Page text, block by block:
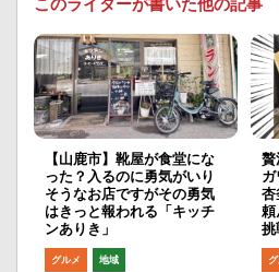
【山鹿市】靴屋が食堂にな
った？入るのに勇気がいり
そうなお店ですがその勇気
はきっと報われる「キッチ
ンありき」
グルメ 地域
贅
杏
頼